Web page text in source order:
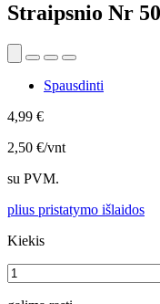
Straipsnio Nr
Spausdinti
4,99 €
2,50 €/vnt
su PVM.
plius pristatymo išlaidos
Kiekis